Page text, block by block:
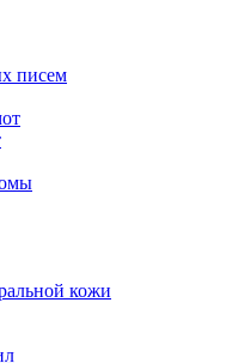
писем
кожи